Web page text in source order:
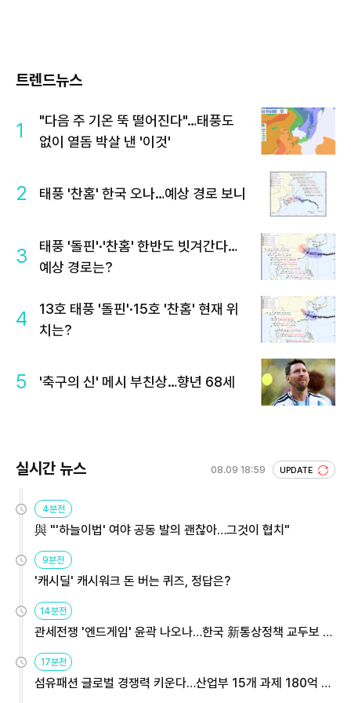
트렌드뉴스
1
"다음 주 기온 뚝 떨어진다"…태풍도
없이 열돔 박살 낸 '이것'
2 태풍 '찬홈' 한국 오나…예상 경로 보니
3
태풍 '돌핀'·'찬홈' 한반도 빗겨간다…
예상 경로는?
4
13호 태풍 '돌핀'·15호 '찬홈' 현재 위
치는?
5 '축구의 신' 메시 부친상…향년 68세
실시간 뉴스 08.09 18:59 UPDATE
4분전
與 "'하늘이법' 여야 공동 발의 괜찮아…그것이 협치"
9분전
'캐시딜' 캐시워크 돈 버는 퀴즈, 정답은?
14분전
관세전쟁 '엔드게임' 윤곽 나오나…한국 新통상정책 교두보 활
17분전
섬유패션 글로벌 경쟁력 키운다…산업부 15개 과제 180억 지